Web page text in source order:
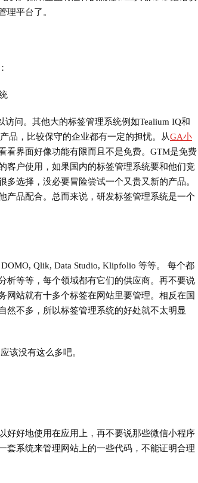
理平台了。
访问。其他大的标签管理系统例如Tealium IQ和
品，比较保守的企业都有一定的担忧。从GA小
看界面好像功能有限而且不是免费。GTM是免费
客户使用，如果国内的标签管理系统要和他们竞
选择，没必要冒险尝试一个又贵又新的产品。
产品配合。总而来说，研发标签管理系统是一个
Qlik, Data Studio, Klipfolio 等等。 每个都
析等等，每个领域都有它们的供应商。再不要说
网站就有十多个标签在网站里要管理。相反在国
然不多，所以标签管理系统的好处就不太明显
该没有这么多吧。
好好地使用在应用上，再不要说那些微信小程序
套系统来管理网站上的一些代码，不能证明合理